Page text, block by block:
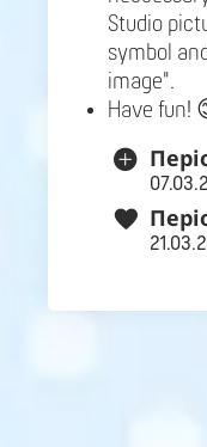
Studio
symbol
image".
Have fun!